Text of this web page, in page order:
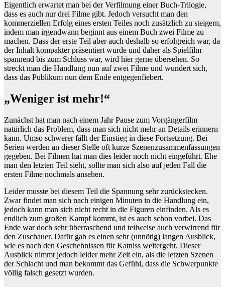
Eigentlich erwartet man bei der Verfilmung einer Buch-Trilogie,
dass es auch nur drei Filme gibt. Jedoch versucht man den
kommerziellen Erfolg eines ersten Teiles noch zusätzlich zu steigern,
indem man irgendwann beginnt aus einem Buch zwei Filme zu
machen. Dass der erste Teil aber auch deshalb so erfolgreich war, da
der Inhalt kompakter präsentiert wurde und daher als Spielfilm
spannend bis zum Schluss war, wird hier gerne übersehen. So
streckt man die Handlung nun auf zwei Filme und wundert sich,
dass das Publikum nun dem Ende entgegenfiebert.
„Weniger ist mehr!“
Zunächst hat man nach einem Jahr Pause zum Vorgängerfilm
natürlich das Problem, dass man sich nicht mehr an Details erinnern
kann. Umso schwerer fällt der Einstieg in diese Fortsetzung. Bei
Serien werden an dieser Stelle oft kurze Szenenzusammenfassungen
gegeben. Bei Filmen hat man dies leider noch nicht eingeführt. Ehe
man den letzten Teil sieht, sollte man sich also auf jeden Fall die
ersten Filme nochmals ansehen.
Leider musste bei diesem Teil die Spannung sehr zurückstecken.
Zwar findet man sich nach einigen Minuten in die Handlung ein,
jedoch kann man sich nicht recht in die Figuren einfinden. Als es
endlich zum großen Kampf kommt, ist es auch schon vorbei. Das
Ende war doch sehr überraschend und teilweise auch verwirrend für
den Zuschauer. Dafür gab es einen sehr (unnötig) langen Ausblick,
wie es nach den Geschehnissen für Katniss weitergeht. Dieser
Ausblick nimmt jedoch leider mehr Zeit ein, als die letzten Szenen
der Schlacht und man bekommt das Gefühl, dass die Schwerpunkte
völlig falsch gesetzt wurden.